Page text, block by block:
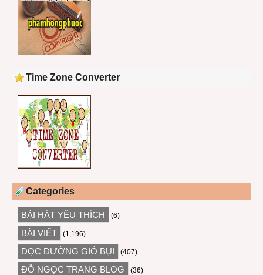
Time Zone Converter
Categories
BÀI HÁT YÊU THÍCH (6)
BÀI VIẾT (1,196)
DỌC ĐƯỜNG GIÓ BỤI (407)
ĐỖ NGỌC TRANG BLOG (36)